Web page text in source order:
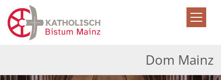
Zum Inhalt springen
Dom Mainz